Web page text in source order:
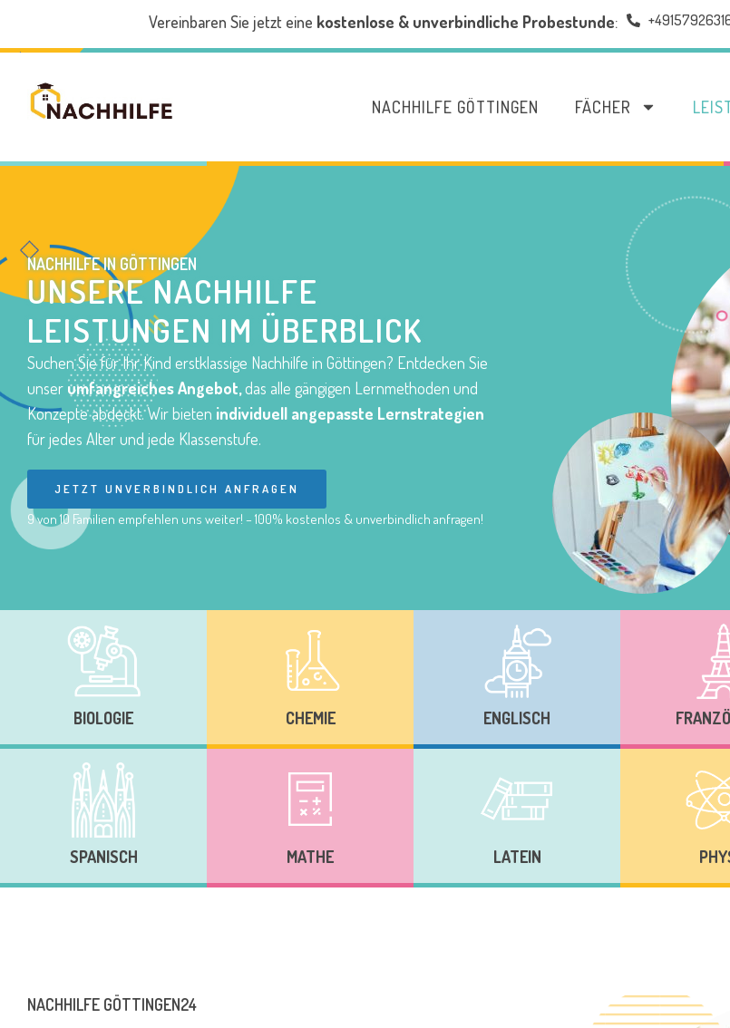
Vereinbaren Sie jetzt eine kostenlose & unverbindliche Probestunde:
NACHHILFE GÖTTINGEN FÄCHER
NACHHILFEIN GÖTTINGEN
UNSERE NACHHILFE
LEISTUNGEN IM ÜBERBLICK
Suchen Sie für Ihr Kind erstklassige Nachhilfe in Göttingen? Entdecken Sie
unser umfangreiches Angebot,das alle gängigen Lernmethoden und
Konzepte abdeckt. Wir bieten individuell angepasste Lernstrategien
für jedes Alter und jede Klassenstufe.
JETZT UNVERBINDLICH ANFRAGEN
9 von 10 Familien empfehlen uns weiter! – 100% kostenlos & unverbindlich anfragen!
BIOLOGIE CHEMIE ENGLISCH
SPANISCH MATHE LATEIN
NACHHILFE GÖTTINGEN24